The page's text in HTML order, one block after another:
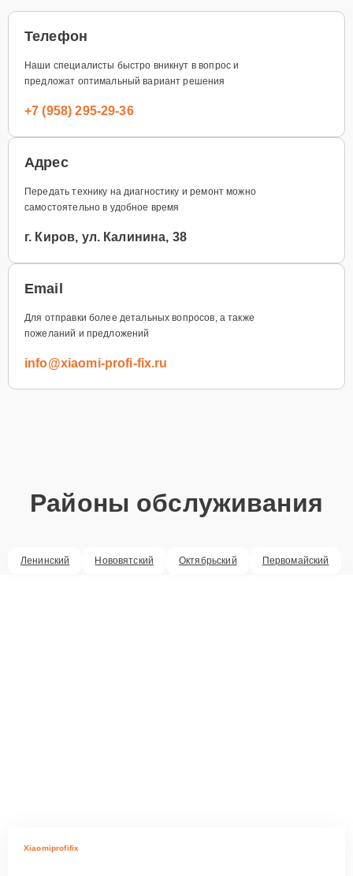
Телефон
Наши специалисты быстро вникнут в вопрос и
предложат оптимальный вариант решения
+7 (958) 295-29-36
Адрес
Передать технику на диагностику и ремонт можно
самостоятельно в удобное время
г. Киров, ул. Калинина, 38
Email
Для отправки более детальных вопросов, а также
пожеланий и предложений
info@xiaomi-profi-fix.ru
Районы обслуживания
Ленинский Нововятский Октябрьский Первомайский
Xiaomiprofifix